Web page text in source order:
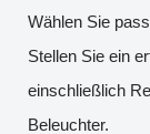
Wählen Sie
Stellen Sie ein
einschließlich
Beleuchter.